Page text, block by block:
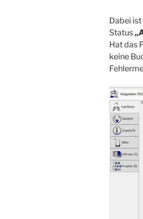
Dabei
Status
Hat das
keine